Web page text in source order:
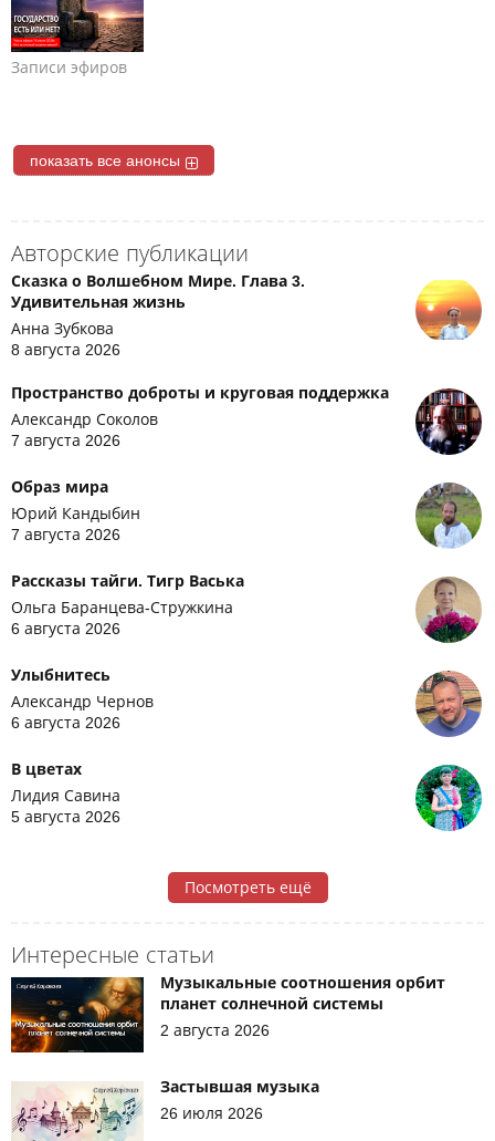
Записи эфиров
показать все анонсы
Авторские публикации
Сказка о Волшебном Мире. Глава 3.
Удивительная жизнь
Анна Зубкова
8 августа 2026
Пространство доброты и круговая поддержка
Александр Соколов
7 августа 2026
Образ мира
Юрий Кандыбин
7 августа 2026
Рассказы тайги. Тигр Васька
Ольга Баранцева-Стружкина
6 августа 2026
Улыбнитесь
Александр Чернов
6 августа 2026
В цветах
Лидия Савина
5 августа 2026
Посмотреть ещё
Интересные статьи
Музыкальные соотношения орбит
планет солнечной системы
2 августа 2026
Застывшая музыка
26 июля 2026